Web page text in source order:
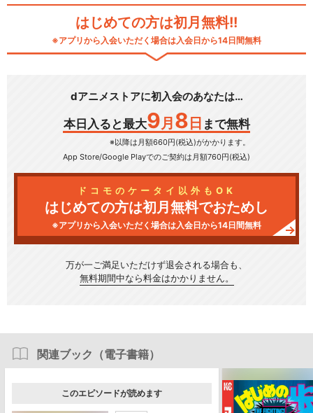
はじめての方は初月無料!!
※アプリから入会いただく場合は入会日から14日間無料
dアニメストアに初入会のあなたは…
本日入ると最大9 月 8 日 まで無料
※以降は月額660円(税込)がかかります。
App Store/Google Playでのご契約は月額760円(税込)
ドコモのケータイ以外もOK
はじめての方は初月無料でおためし
※アプリから入会いただく場合は入会日から14日間無料
万が一ご満足いただけず退会される場合も、
無料期間中なら料金はかかりません。
関連ブック（電子書籍）
このエピソードが読めます